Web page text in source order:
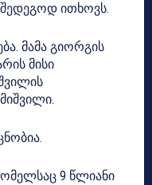
ითხოვს.
მამა გიორგის
მისი
9 წლიანი